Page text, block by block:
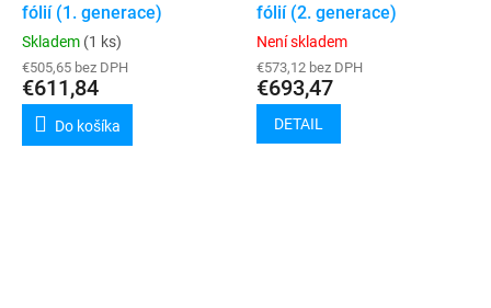
fólií (1. generace)
Skladem (1 ks)
€505,65 bez DPH
€611,84
Do košíka
fólií (2. generace)
Není skladem
€573,12 bez DPH
€693,47
DETAIL